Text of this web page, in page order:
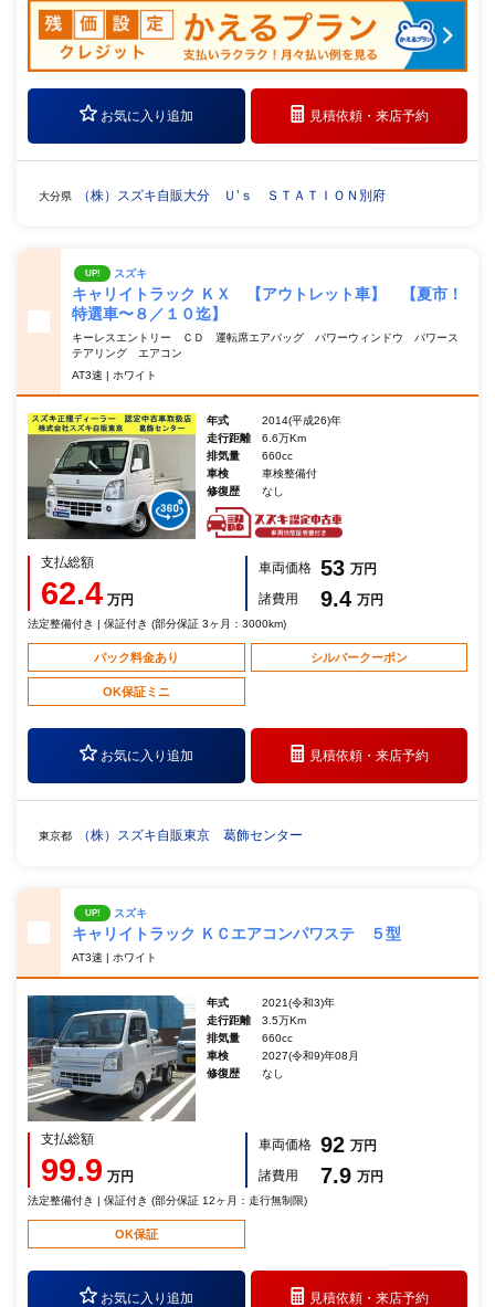
お気に入り追加 見積依頼・来店予約
大分県 （株）スズキ自販大分 Ｕ’ｓ ＳＴＡＴＩＯＮ別府
UP! スズキ
キャリイトラック ＫＸ 【アウトレット車】 【夏市！
特選車〜８／１０迄】
キーレスエントリー ＣＤ 運転席エアバッグ パワーウィンドウ パワース
テアリング エアコン
AT3速 | ホワイト
年式
2014(平成26)年
走行距離
6.6万Km
排気量
660cc
車検
車検整備付
修復歴
なし
支払総額
62.4 万円
車両価格 53 万円
諸費用
9.4 万円
法定整備付き | 保証付き (部分保証 3ヶ月：3000km)
パック料金あり シルバークーポン
OK保証ミニ
お気に入り追加 見積依頼・来店予約
東京都 （株）スズキ自販東京 葛飾センター
UP! スズキ
キャリイトラック ＫＣエアコンパワステ ５型
AT3速 | ホワイト
年式
2021(令和3)年
走行距離
3.5万Km
排気量
660cc
車検
2027(令和9)年08月
修復歴
なし
支払総額
99.9 万円
車両価格 92 万円
諸費用
7.9 万円
法定整備付き | 保証付き (部分保証 12ヶ月：走行無制限)
OK保証
お気に入り追加 見積依頼・来店予約